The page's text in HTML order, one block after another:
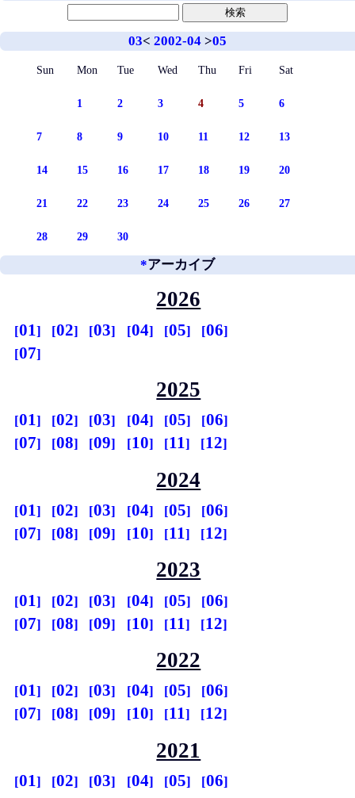
03< 2002-04 >05
Sun Mon Tue Wed Thu Fri Sat
1 2 3 4 5 6
7 8 9 10 11 12 13
14 15 16 17 18 19 20
21 22 23 24 25 26 27
28 29 30
*アーカイブ
2026
01 02 03 04 05
06
07
2025
01 02 03 04 05
06
07
08 09 10 11 12
2024
01 02 03 04 05
06
07
08 09 10 11 12
2023
01 02 03 04 05
06
07
08 09 10 11 12
2022
01 02 03 04 05
06
07
08 09 10 11 12
2021
01 02 03 04 05
06